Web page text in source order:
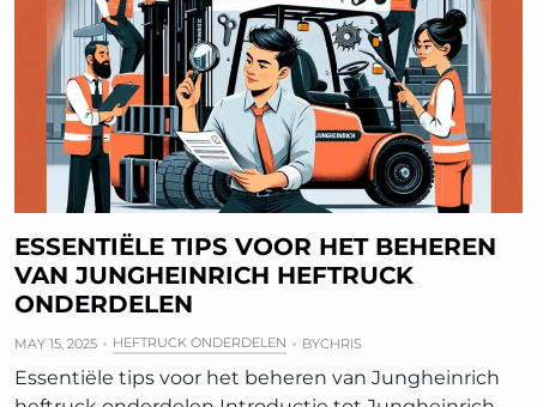
ESSENTIËLE TIPS VOOR HET BEHEREN
VAN JUNGHEINRICH HEFTRUCK
ONDERDELEN
MAY 15, 2025 HEFTRUCK ONDERDELEN BYCHRIS
Essentiële tips voor het beheren van Jungheinrich